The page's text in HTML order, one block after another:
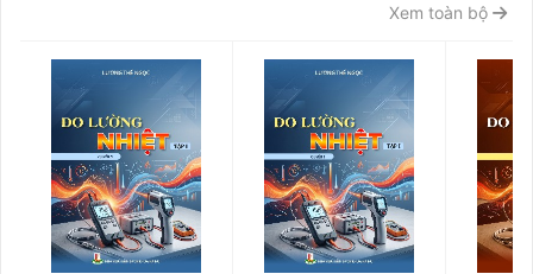
Xem toàn bộ